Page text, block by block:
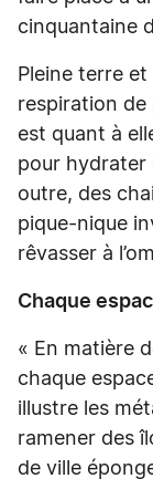
cinquantaine
Pleine terre
respiration de
est quant à
pour hydrater
outre, des
pique-nique
rêvasser à
Chaque
« En matière
chaque
illustre les
ramener des
de ville